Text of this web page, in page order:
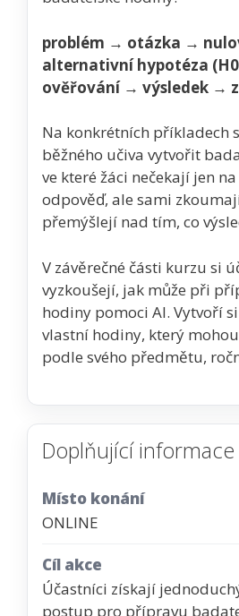
problém → otázka →
alternativní hypotéza
ověřování → výsledek → z
Na konkrétních příkladech
běžného učiva vytvořit
ve které žáci nečekají jen
odpověď, ale sami
přemýšlejí nad tím, co
V závěrečné části kurzu si
vyzkoušejí, jak může při
hodiny pomoci AI. Vytvoří
vlastní hodiny, který
podle svého předmětu,
Doplňující informace
Místo konání
ONLINE
Cíl akce
Účastníci získají
postup pro přípravu